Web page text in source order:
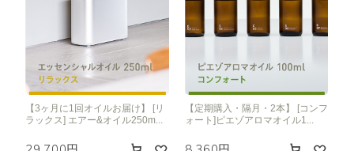
【3ヶ月に1回オイルお届け】 [リ
ラックス] エアー&オイル250m...
【定期購入・隔月・2本】 [コンフ
ォート]ピエゾアロマオイル1...